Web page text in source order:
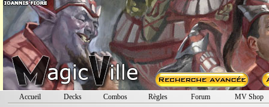
Accueil Decks Combos Règles Forum
MV Shop